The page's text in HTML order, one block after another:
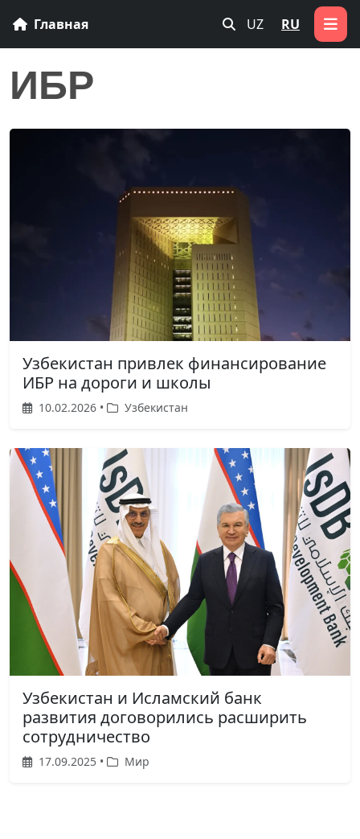
Главная UZ RU
ИБР
Узбекистан привлек финансирование
ИБР на дороги и школы
10.02.2026 • Узбекистан
Узбекистан и Исламский банк
развития договорились расширить
сотрудничество
17.09.2025 • Мир